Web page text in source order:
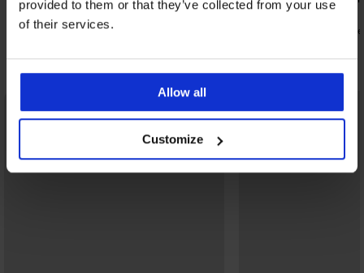
provided to them or that they’ve collected from your use
of their services.
Allow all
Customize
66,99 €
52,99 €
Ontdek vergelijkbare stukken